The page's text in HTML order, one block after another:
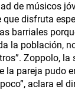
de músicos
que disfruta
barriales
la población,
Zoppolo, la
la pareja pudo
aclara el